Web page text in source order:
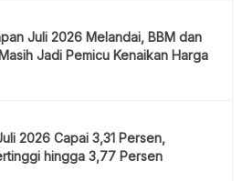
Juli 2026 Melandai, BBM dan
Jadi Pemicu Kenaikan Harga
2026 Capai 3,31 Persen,
hingga 3,77 Persen